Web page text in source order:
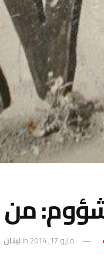
مايو 17, 2014 in لبنان